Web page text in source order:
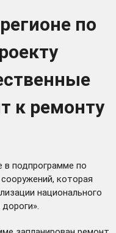
по
к ремонту
в подпрограмме по
которая
национального